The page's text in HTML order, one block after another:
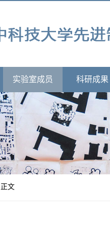
实验室成员 科研成果
正文